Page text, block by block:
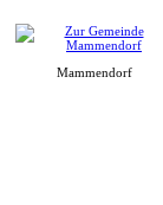
Mammendorf